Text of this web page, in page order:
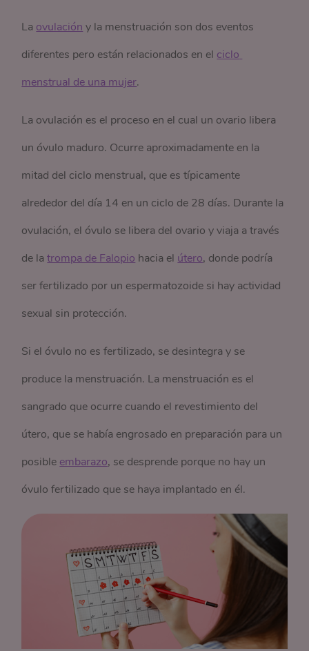
La ovulación y la menstruación son dos eventos
diferentes pero están relacionados en el ciclo
menstrual de una mujer.
La ovulación es el proceso en el cual un ovario libera
un óvulo maduro. Ocurre aproximadamente en la
mitad del ciclo menstrual, que es típicamente
alrededor del día 14 en un ciclo de 28 días. Durante la
ovulación, el óvulo se libera del ovario y viaja a través
de latrompa de Falopio hacia el útero, donde podría
ser fertilizado por un espermatozoide si hay actividad
sexual sin protección.
Si el óvulo no es fertilizado, se desintegra y se
produce la menstruación. La menstruación es el
sangrado que ocurre cuando el revestimiento del
útero, que se había engrosado en preparación para un
posible embarazo, se desprende porque no hay un
óvulo fertilizado que se haya implantado en él.